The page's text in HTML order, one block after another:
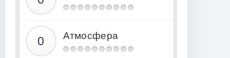
Атмосфера